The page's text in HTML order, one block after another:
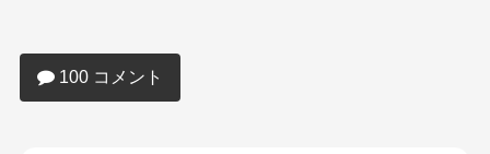
はレベルが違うｗｗｗｗｗｗｗｗ
100 コメント